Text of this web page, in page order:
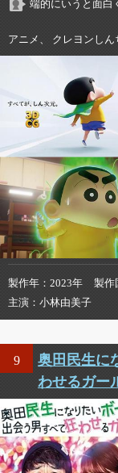
端的にいうと面白
アニメ、 クレヨンしん
製作年 2023年 製作
主演
小林由美子
9
奥田民生に
わせるガー